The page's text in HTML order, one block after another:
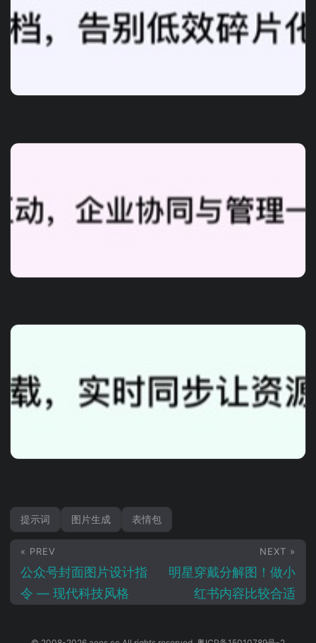
提示词 图片生成 表情包
« PREV
公众号封面图片设计指
令 — 现代科技风格
NEXT »
明星穿戴分解图！做小
红书内容比较合适